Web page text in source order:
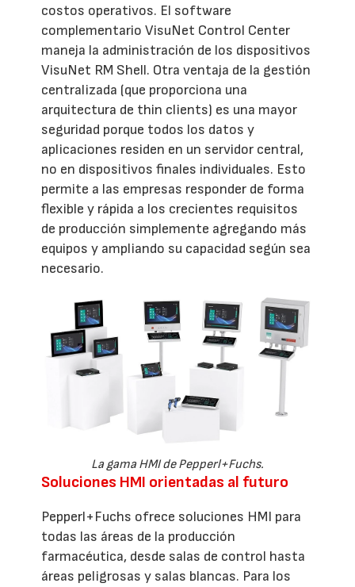
costos operativos. El software
complementario VisuNet Control Center
maneja la administración de los dispositivos
VisuNet RM Shell. Otra ventaja de la gestión
centralizada (que proporciona una
arquitectura de thin clients) es una mayor
seguridad porque todos los datos y
aplicaciones residen en un servidor central,
no en dispositivos finales individuales. Esto
permite a las empresas responder de forma
flexible y rápida a los crecientes requisitos
de producción simplemente agregando más
equipos y ampliando su capacidad según sea
necesario.
La gama HMI de Pepperl+Fuchs.
Soluciones HMI orientadas al futuro
Pepperl+Fuchs ofrece soluciones HMI para
todas las áreas de la producción
farmacéutica, desde salas de control hasta
áreas peligrosas y salas blancas. Para los